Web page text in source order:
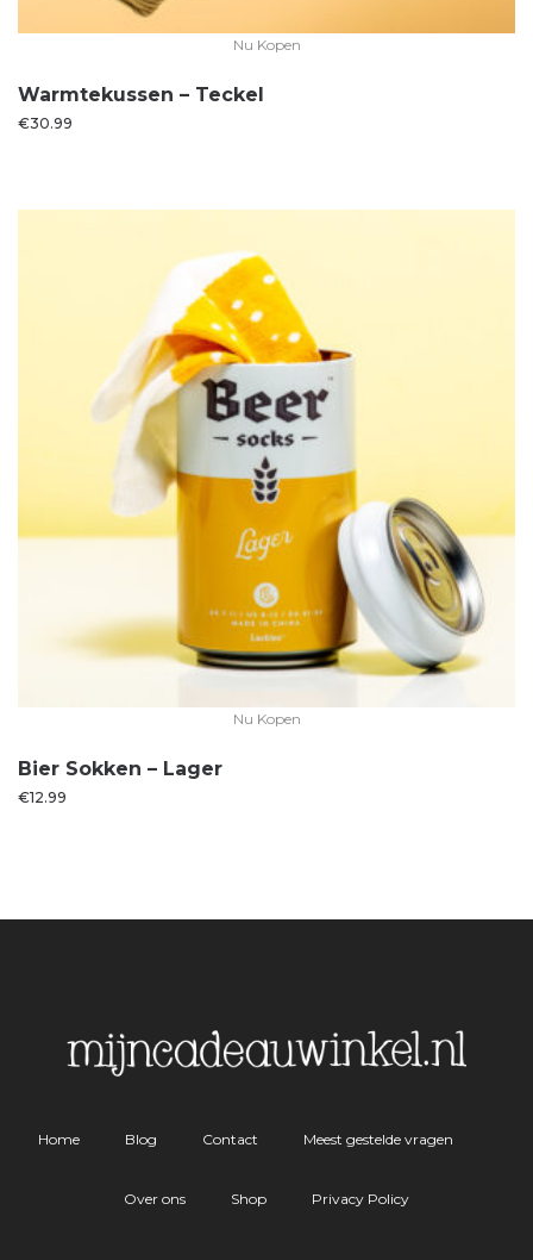
Nu Kopen
Warmtekussen – Teckel
€30.99
Nu Kopen
Bier Sokken – Lager
€12.99
Home Blog Contact Meest gestelde vragen
Over ons Shop Privacy Policy